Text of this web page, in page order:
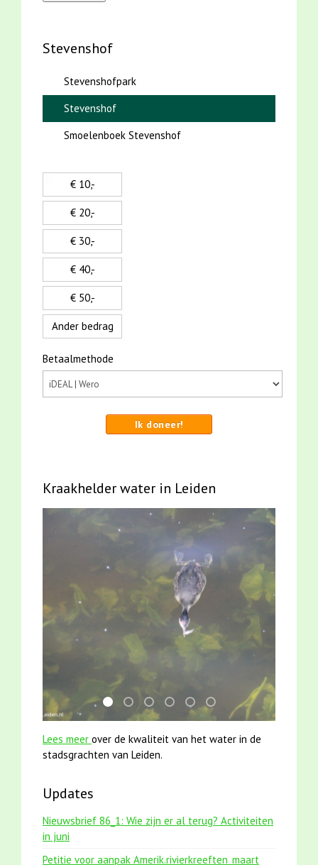
Stevenshof
Stevenshofpark
Stevenshof
Smoelenboek Stevenshof
€ 10,-
€ 20,-
€ 30,-
€ 40,-
€ 50,-
Ander bedrag
Betaalmethode
Ik doneer!
Kraakhelder water in Leiden
mei2021 watervogelmethode fuut met baars
jun2021 zaklv 5 snoekje MOOI
mei2021 1 snoekje elly
jun2021 28 brasem en
smoelenboek fifi en
karper met
Lees meer over de kwaliteit van het water in de
stadsgrachten van Leiden.
Updates
Nieuwsbrief 86_1: Wie zijn er al terug? Activiteiten
in juni
Petitie voor aanpak Amerik.rivierkreeften_maart